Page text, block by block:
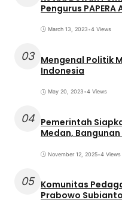
Pengurus PAPERA
March 13, 2023•4 Views
03 Mengenal Politik
Indonesia
May 20, 2023•4 Views
04 Pemerintah
Medan,
November 12, 2025•4 Views
05 Komunitas
Prabowo Subianto